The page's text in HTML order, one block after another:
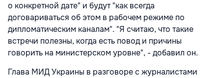
о конкретной дате" и будут "как всегда
договариваться об этом в рабочем режиме по
дипломатическим каналам". "Я считаю, что такие
встречи полезны, когда есть повод и причины
говорить на министерском уровне", - добавил он.
Глава МИД Украины в разговоре с журналистами